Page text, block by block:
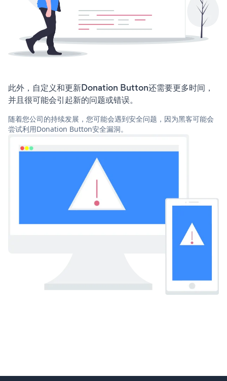
此外，自定义和更新Donation Button还需要更多时间，
并且很可能会引起新的问题或错误。
随着您公司的持续发展，您可能会遇到安全问题，因为黑客可能会
尝试利用Donation Button安全漏洞。